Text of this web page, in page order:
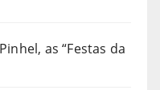
as “Festas da